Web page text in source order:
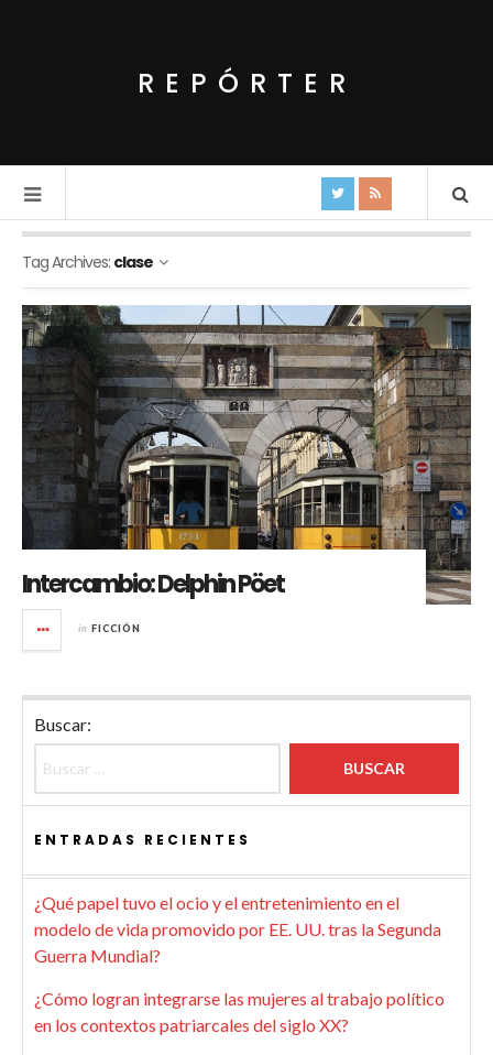
REPÓRTER
Tag Archives: clase
Intercambio: Delphin Pöet
in FICCIÓN
Buscar:
ENTRADAS RECIENTES
¿Qué papel tuvo el ocio y el entretenimiento en el
modelo de vida promovido por EE. UU. tras la Segunda
Guerra Mundial?
¿Cómo logran integrarse las mujeres al trabajo político
en los contextos patriarcales del siglo XX?